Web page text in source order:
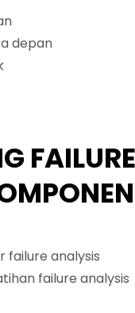
depan
failure analysis
failure analysis